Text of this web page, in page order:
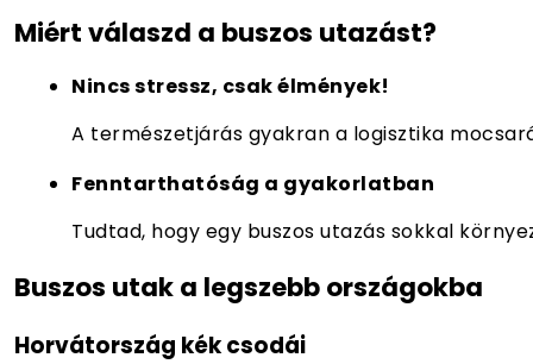
Miért válaszd a buszos utazást?
Nincs stressz, csak élmények!
A természetjárás gyakran a logisztika
Fenntarthatóság a gyakorlatban
Tudtad, hogy egy buszos utazás sokkal
Buszos utak a legszebb országokba
Horvátország kék csodái